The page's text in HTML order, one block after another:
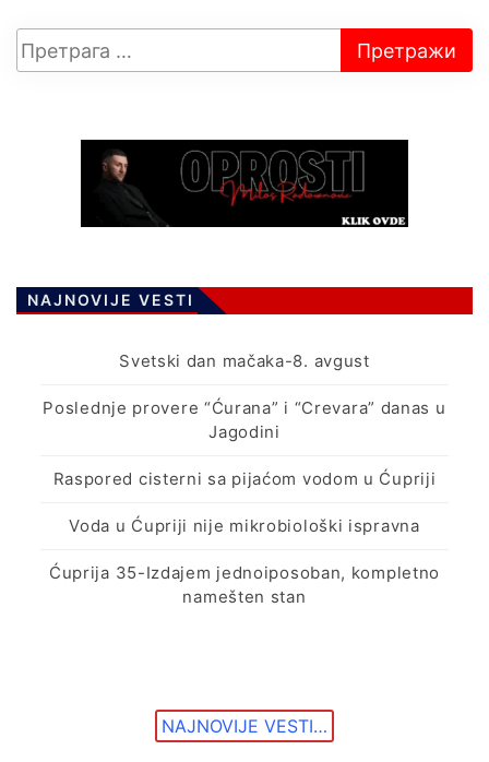
NAJNOVIJE VESTI
Svetski dan mačaka-8. avgust
Poslednje provere “Ćurana” i “Crevara” danas u
Jagodini
Raspored cisterni sa pijaćom vodom u Ćupriji
Voda u Ćupriji nije mikrobiološki ispravna
Ćuprija 35-Izdajem jednoiposoban, kompletno
namešten stan
NAJNOVIJE VESTI…